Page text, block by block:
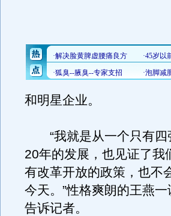
和明星企业。
“我就是从一个只有四
20年的发展，也见证了我
有改革开放的政策，也不
今天。”性格爽朗的王燕
告诉记者。